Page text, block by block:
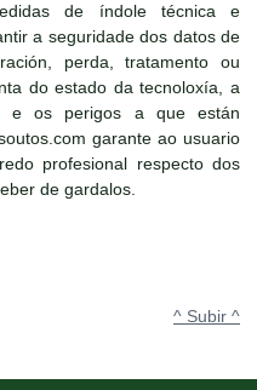
de índole técnica e
a seguridade dos datos de
perda, tratamento ou
do estado da tecnoloxía, a
e os perigos a que están
garante ao usuario
profesional respecto dos
de gardalos.
^ Subir ^